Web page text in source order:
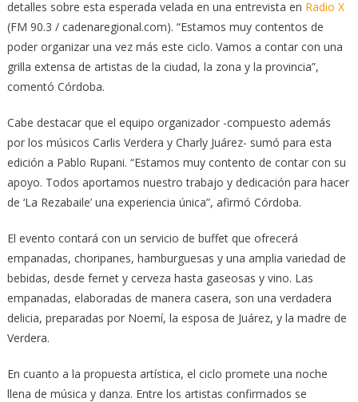
detalles sobre esta esperada velada en una entrevista en Radio X
(FM 90.3 / cadenaregional.com). “Estamos muy contentos de
poder organizar una vez más este ciclo. Vamos a contar con una
grilla extensa de artistas de la ciudad, la zona y la provincia”,
comentó Córdoba.
Cabe destacar que el equipo organizador -compuesto además
por los músicos Carlis Verdera y Charly Juárez- sumó para esta
edición a Pablo Rupani. “Estamos muy contento de contar con su
apoyo. Todos aportamos nuestro trabajo y dedicación para hacer
de ‘La Rezabaile’ una experiencia única”, afirmó Córdoba.
El evento contará con un servicio de buffet que ofrecerá
empanadas, choripanes, hamburguesas y una amplia variedad de
bebidas, desde fernet y cerveza hasta gaseosas y vino. Las
empanadas, elaboradas de manera casera, son una verdadera
delicia, preparadas por Noemí, la esposa de Juárez, y la madre de
Verdera.
En cuanto a la propuesta artística, el ciclo promete una noche
llena de música y danza. Entre los artistas confirmados se